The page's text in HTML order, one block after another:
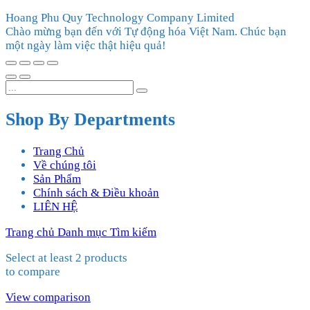
Hoang Phu Quy Technology Company Limited
Chào mừng bạn đến với Tự động hóa Việt Nam. Chúc bạn
một ngày làm việc thật hiệu quả!
Shop By Departments
Trang Chủ
Về chúng tôi
Sản Phẩm
Chính sách & Điều khoản
LIÊN HỆ
Trang chủ Danh mục Tìm kiếm
Select at least 2 products
to compare
View comparison